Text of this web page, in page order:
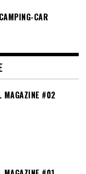
CAR
MAGAZINE #02